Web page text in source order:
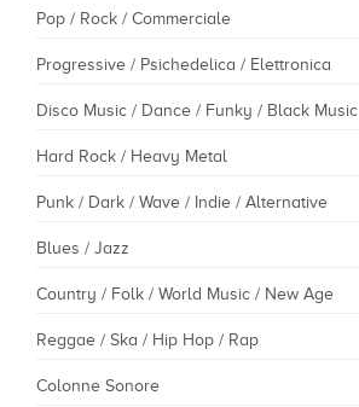
Pop / Rock / Commerciale
Progressive / Psichedelica / Elettronica
Disco Music / Dance / Funky / Black Music
Hard Rock / Heavy Metal
Punk / Dark / Wave / Indie / Alternative
Blues / Jazz
Country / Folk / World Music / New Age
Reggae / Ska / Hip Hop / Rap
Colonne Sonore